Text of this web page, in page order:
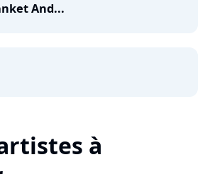
And...
à